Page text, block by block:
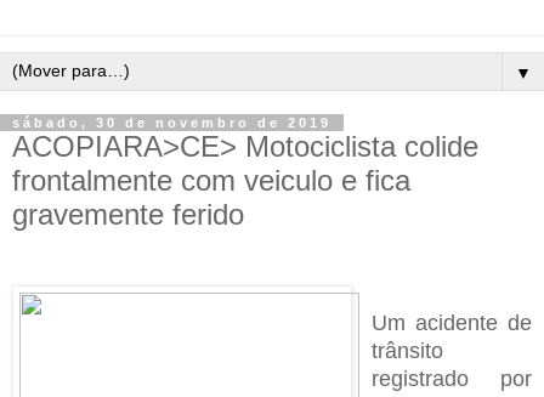
▼
sábado, 30 de novembro de 2019
ACOPIARA>CE> Motociclista colide
frontalmente com veiculo e fica
gravemente ferido
Um acidente de
trânsito
registrado por